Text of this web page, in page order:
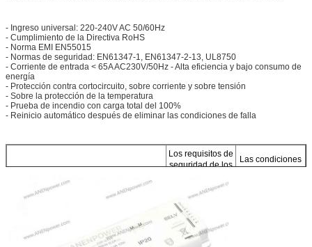
- Ingreso universal: 220-240V AC 50/60Hz
- Cumplimiento de la Directiva RoHS
- Norma EMI EN55015
- Normas de seguridad: EN61347-1, EN61347-2-13, UL8750
- Corriente de entrada < 65A AC230V/50Hz - Alta eficiencia y bajo consumo de
energía
- Protección contra cortocircuito, sobre corriente y sobre tensión
- Sobre la protección de la temperatura
- Prueba de incendio con carga total del 100%
- Reinicio automático después de eliminar las condiciones de falla
Las especificaciones del modelo.
Los requisitos de
seguridad de los
seguridad
deberán
cumplirse en
todos los casos.
Las condiciones
de los requisitos
Voltado de entrada:
El valor de las emisiones de CO2 es